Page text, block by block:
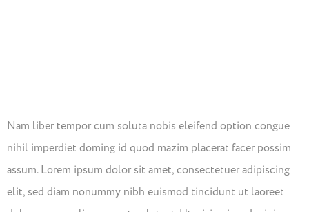
Nam liber tempor cum soluta nobis eleifend option congue
nihil imperdiet doming id quod mazim placerat facer possim
assum. Lorem ipsum dolor sit amet, consectetuer adipiscing
elit, sed diam nonummy nibh euismod tincidunt ut laoreet